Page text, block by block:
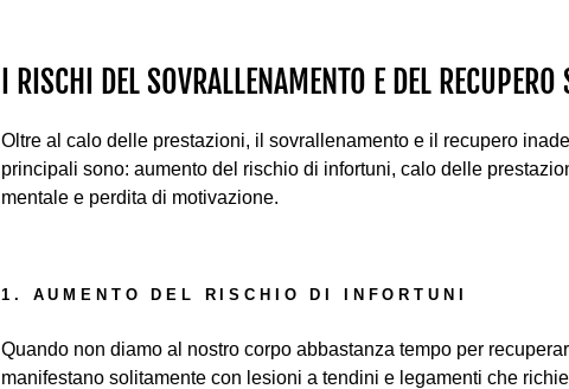
I RISCHI DEL SOVRALLENAMENTO E DEL RECUPERO
Oltre al calo delle prestazioni, il sovrallenamento e il recupero
principali sono: aumento del rischio di infortuni, calo delle
mentale e perdita di motivazione.
1. AUMENTO DEL RISCHIO DI INFORTUNI
Quando non diamo al nostro corpo abbastanza tempo per
manifestano solitamente con lesioni a tendini e legamenti che